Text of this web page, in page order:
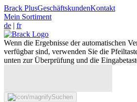
Brack PlusGeschäftskundenKontakt
Mein Sortiment
de | fr
Wenn die Ergebnisse der automatischen
verfügbar sind, verwenden Sie die
unten zur Überprüfung und die
Suchen